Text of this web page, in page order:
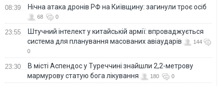
08:39 Нічна атака дронів РФ на Київщину: загинули троє осіб
68 0
23:55
Штучний інтелект у китайській армії: впроваджується
система для планування масованих авіаударів
144
0
23:30
В місті Аспендос у Туреччині знайшли 2,2-метрову
мармурову статую бога лікування
180 0